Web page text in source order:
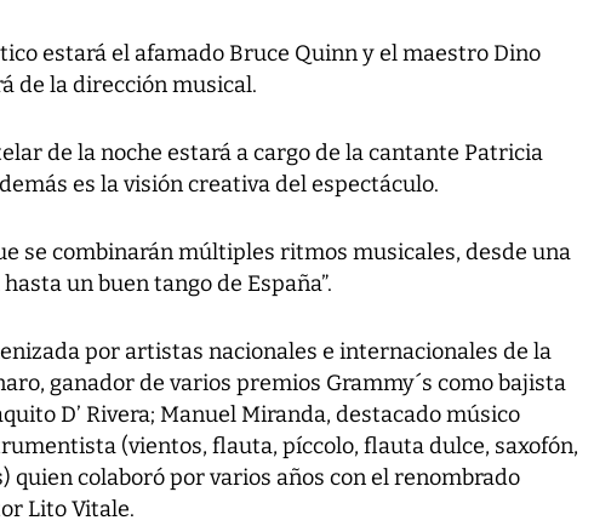
estará el afamado Bruce Quinn y el maestro Dino
de la dirección musical.
de la noche estará a cargo de la cantante Patricia
es la visión creativa del espectáculo.
se combinarán múltiples ritmos musicales, desde una
un buen tango de España”.
por artistas nacionales e internacionales de la
ganador de varios premios Grammy´s como bajista
D’ Rivera; Manuel Miranda, destacado músico
(vientos, flauta, píccolo, flauta dulce, saxofón,
quien colaboró por varios años con el renombrado
Lito Vitale.